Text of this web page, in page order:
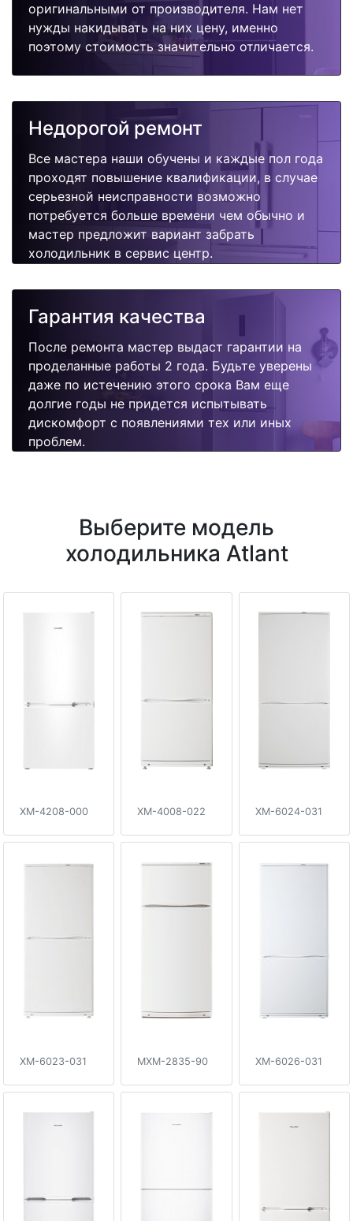
оригинальными от производителя. Нам нет
нужды накидывать на них цену, именно
поэтому стоимость значительно отличается.
Недорогой ремонт
Все мастера наши обучены и каждые пол года
проходят повышение квалификации, в случае
серьезной неисправности возможно
потребуется больше времени чем обычно и
мастер предложит вариант забрать
холодильник в сервис центр.
Гарантия качества
После ремонта мастер выдаст гарантии на
проделанные работы 2 года. Будьте уверены
даже по истечению этого срока Вам еще
долгие годы не придется испытывать
дискомфорт с появлениями тех или иных
проблем.
Выберите модель
холодильника Atlant
XM-4208-000 XM-4008-022 XM-6024-031
XM-6023-031 MXM-2835-90 XM-6026-031